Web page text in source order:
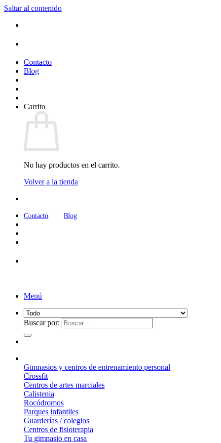
Saltar al contenido
Contacto
Blog
Carrito
No hay productos en el carrito.
Volver a la tienda
Contacto Blog
Menú
Buscar por:
Gimnasios y centros de entrenamiento personal
Crossfit
Centros de artes marciales
Calistenia
Rocódromos
Parques infantiles
Guarderías / colegios
Centros de fisioterapia
Tu gimnasio en casa